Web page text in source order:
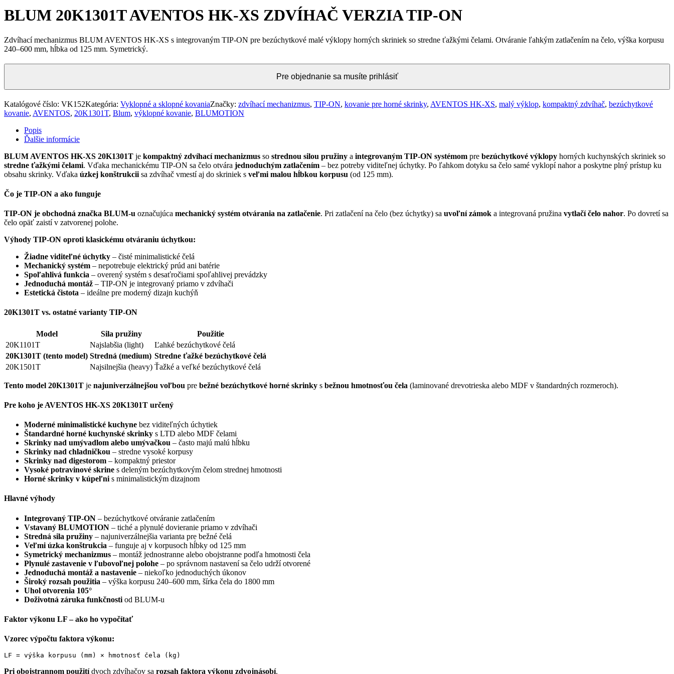
BLUM 20K1301T AVENTOS HK-XS ZDVÍHAČ VERZIA TIP-ON
Zdvíhací mechanizmus BLUM AVENTOS HK-XS s integrovaným TIP-ON pre bezúchytkové malé výklopy horných skriniek so stredne ťažkými čelami. Otváranie ľahkým zatlačením na čelo, výška korpusu
240–600 mm, hĺbka od 125 mm. Symetrický.
Pre objednanie sa musíte prihlásiť
Katalógové číslo: VK152Kategória: Vyklopné a sklopné kovaniaZnačky: zdvíhací mechanizmus, TIP-ON, kovanie pre horné skrinky, AVENTOS HK-XS, malý výklop, kompaktný zdvíhač, bezúchytkové
kovanie, AVENTOS, 20K1301T, Blum, výklopné kovanie, BLUMOTION
Popis
Ďalšie informácie
BLUM AVENTOS HK-XS 20K1301T je kompaktný zdvíhací mechanizmus so strednou silou pružiny a integrovaným TIP-ON systémom pre bezúchytkové výklopy horných kuchynských skriniek so
stredne ťažkými čelami. Vďaka mechanickému TIP-ON sa čelo otvára jednoduchým zatlačením – bez potreby viditeľnej úchytky. Po ľahkom dotyku sa čelo samé vyklopí nahor a poskytne plný prístup ku
obsahu skrinky. Vďaka úzkej konštrukcii sa zdvíhač vmestí aj do skriniek s veľmi malou hĺbkou korpusu (od 125 mm).
Čo je TIP-ON a ako funguje
TIP-ON je obchodná značka BLUM-u označujúca mechanický systém otvárania na zatlačenie. Pri zatlačení na čelo (bez úchytky) sa uvoľní zámok a integrovaná pružina vytlačí čelo nahor. Po dovretí sa
čelo opäť zaistí v zatvorenej polohe.
Výhody TIP-ON oproti klasickému otváraniu úchytkou:
Žiadne viditeľné úchytky – čisté minimalistické čelá
Mechanický systém – nepotrebuje elektrický prúd ani batérie
Spoľahlivá funkcia – overený systém s desaťročiami spoľahlivej prevádzky
Jednoduchá montáž – TIP-ON je integrovaný priamo v zdvíhači
Estetická čistota – ideálne pre moderný dizajn kuchýň
20K1301T vs. ostatné varianty TIP-ON
Model Sila pružiny
Použitie
20K1101T
Najslabšia (light)
Ľahké bezúchytkové čelá
20K1301T (tento model) Stredná (medium) Stredne ťažké bezúchytkové čelá
20K1501T
Najsilnejšia (heavy) Ťažké a veľké bezúchytkové čelá
Tento model 20K1301T je najuniverzálnejšou voľbou pre bežné bezúchytkové horné skrinky s bežnou hmotnosťou čela (laminované drevotrieska alebo MDF v štandardných rozmeroch).
Pre koho je AVENTOS HK-XS 20K1301T určený
Moderné minimalistické kuchyne bez viditeľných úchytiek
Štandardné horné kuchynské skrinky s LTD alebo MDF čelami
Skrinky nad umývadlom alebo umývačkou – často majú malú hĺbku
Skrinky nad chladničkou – stredne vysoké korpusy
Skrinky nad digestorom – kompaktný priestor
Vysoké potravinové skrine s deleným bezúchytkovým čelom strednej hmotnosti
Horné skrinky v kúpeľni s minimalistickým dizajnom
Hlavné výhody
Integrovaný TIP-ON – bezúchytkové otváranie zatlačením
Vstavaný BLUMOTION – tiché a plynulé dovieranie priamo v zdvíhači
Stredná sila pružiny – najuniverzálnejšia varianta pre bežné čelá
Veľmi úzka konštrukcia – funguje aj v korpusoch hĺbky od 125 mm
Symetrický mechanizmus – montáž jednostranne alebo obojstranne podľa hmotnosti čela
Plynulé zastavenie v ľubovoľnej polohe – po správnom nastavení sa čelo udrží otvorené
Jednoduchá montáž a nastavenie – niekoľko jednoduchých úkonov
Široký rozsah použitia – výška korpusu 240–600 mm, šírka čela do 1800 mm
Uhol otvorenia 105°
Doživotná záruka funkčnosti od BLUM-u
Faktor výkonu LF – ako ho vypočítať
Vzorec výpočtu faktora výkonu:
LF = výška korpusu (mm) × hmotnosť čela (kg)
Pri obojstrannom použitídvoch zdvíhačov sa rozsah faktora výkonu zdvojnásobí.